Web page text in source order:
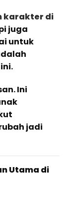
karakter di
juga
untuk
Ini
jadi
Utama di